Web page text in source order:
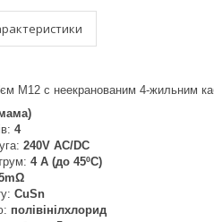
M12 c неекранованим 4-жильним
4
240V AC/DC
4 А (до 45ºC)
CuSn
полівінілхлорид